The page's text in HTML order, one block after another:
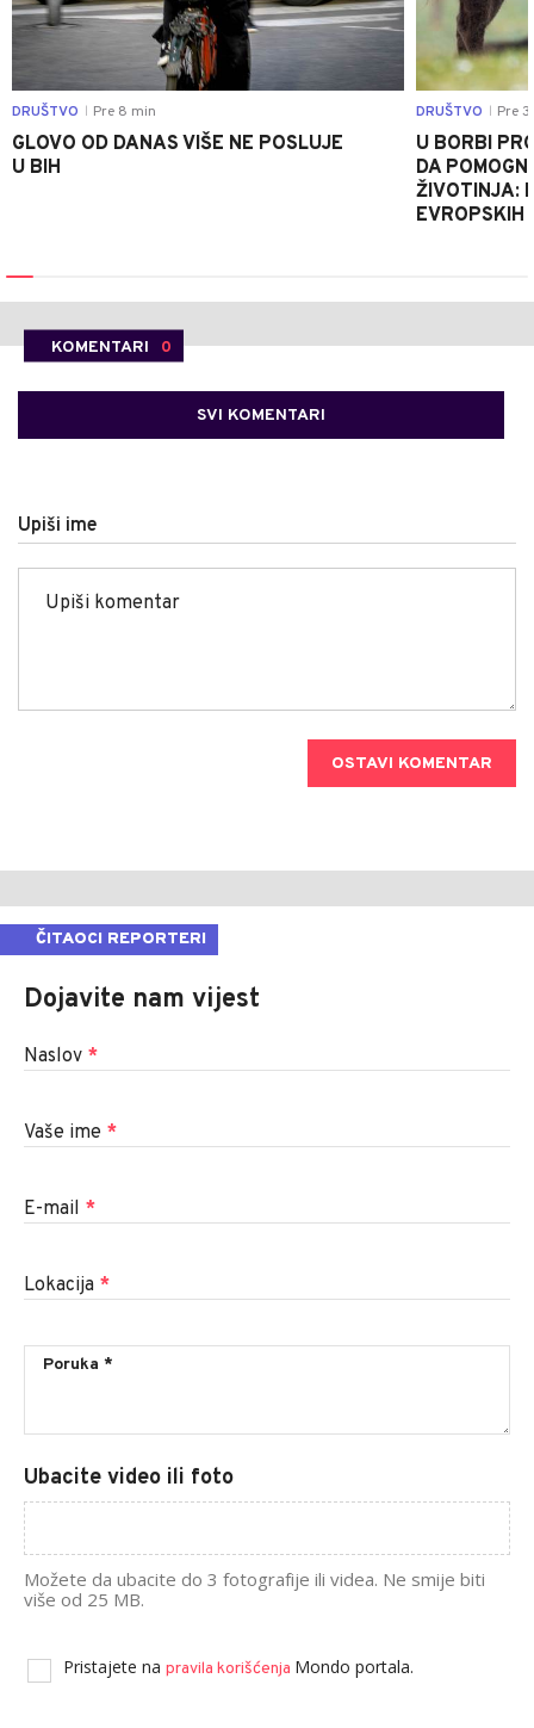
DRUŠTVO Pre 8 min
GLOVO OD DANAS VIŠE NE POSLUJE
U BIH
DRUŠTVO Pre
U BORBI
DA
ŽIVOTINJA:
EVROPSKIH
KOMENTARI 0
SVI KOMENTARI
Upiši ime
OSTAVI KOMENTAR
ČITAOCI REPORTERI
Dojavite nam vijest
Naslov *
Vaše ime *
E-mail *
Lokacija *
Ubacite video ili foto
Možete da ubacite do 3 fotografije ili videa. Ne smije biti
više od 25 MB.
Pristajete na pravila korišćenja Mondo portala.